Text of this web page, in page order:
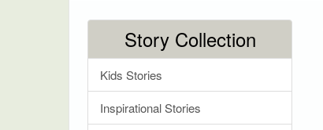
Story Collection
Kids Stories
Inspirational Stories